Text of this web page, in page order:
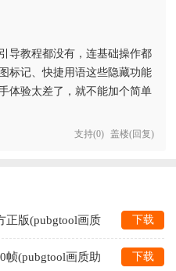
导教程都没有，连基础操作都
标记、快捷用语这些隐藏功能
体验太差了，就不能加个简单
支持(0) 盖楼(回复)
正版(pubgtool画质
下载
帧(pubgtool画质助
下载